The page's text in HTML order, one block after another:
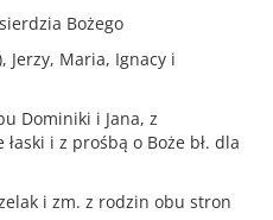
Bożego
Jerzy, Maria, Ignacy i
Dominiki i Jana, z
i z prośbą o Boże bł. dla
i zm. z rodzin obu stron